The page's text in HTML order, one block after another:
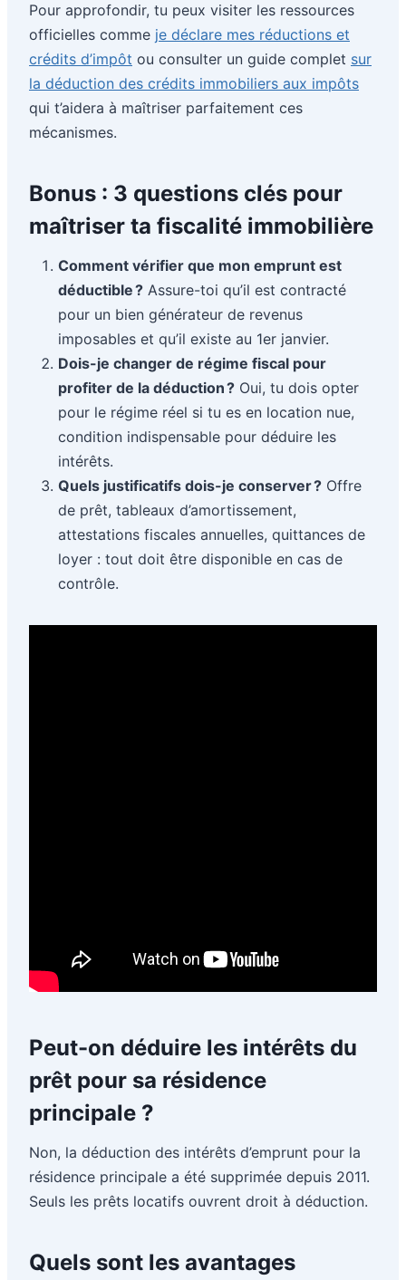
Pour approfondir, tu peux visiter les ressources
officielles comme je déclare mes réductions et
crédits d’impôt ou consulter un guide complet sur
la déduction des crédits immobiliers aux impôts
qui t’aidera à maîtriser parfaitement ces
mécanismes.
Bonus : 3 questions clés pour
maîtriser ta fiscalité immobilière
Comment vérifier que mon emprunt est
déductible ? Assure-toi qu’il est contracté
pour un bien générateur de revenus
imposables et qu’il existe au 1er janvier.
Dois-je changer de régime fiscal pour
profiter de la déduction ? Oui, tu dois opter
pour le régime réel si tu es en location nue,
condition indispensable pour déduire les
intérêts.
Quels justificatifs dois-je conserver ? Offre
de prêt, tableaux d’amortissement,
attestations fiscales annuelles, quittances de
loyer : tout doit être disponible en cas de
contrôle.
Peut-on déduire les intérêts du
prêt pour sa résidence
principale ?
Non, la déduction des intérêts d’emprunt pour la
résidence principale a été supprimée depuis 2011.
Seuls les prêts locatifs ouvrent droit à déduction.
Quels sont les avantages